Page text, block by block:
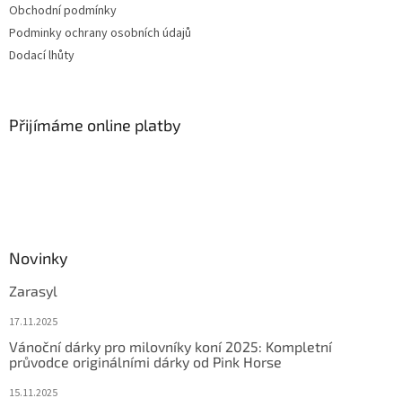
Obchodní podmínky
Podminky ochrany osobních údajů
Dodací lhůty
Přijímáme online platby
Novinky
Zarasyl
17.11.2025
Vánoční dárky pro milovníky koní 2025: Kompletní
průvodce originálními dárky od Pink Horse
15.11.2025